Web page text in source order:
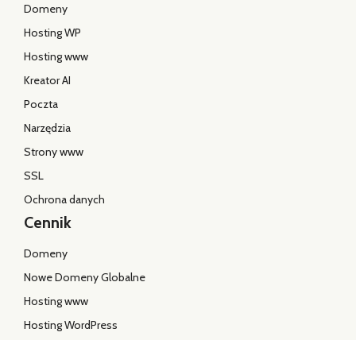
Domeny
Hosting WP
Hosting www
Kreator AI
Poczta
Narzędzia
Strony www
SSL
Ochrona danych
Cennik
Domeny
Nowe Domeny Globalne
Hosting www
Hosting WordPress